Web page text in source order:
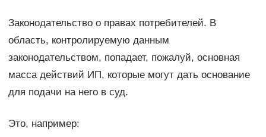
Законодательство о правах потребителей. В
область, контролируемую данным
законодательством, попадает, пожалуй, основная
масса действий ИП, которые могут дать основание
для подачи на него в суд.
Это, например: